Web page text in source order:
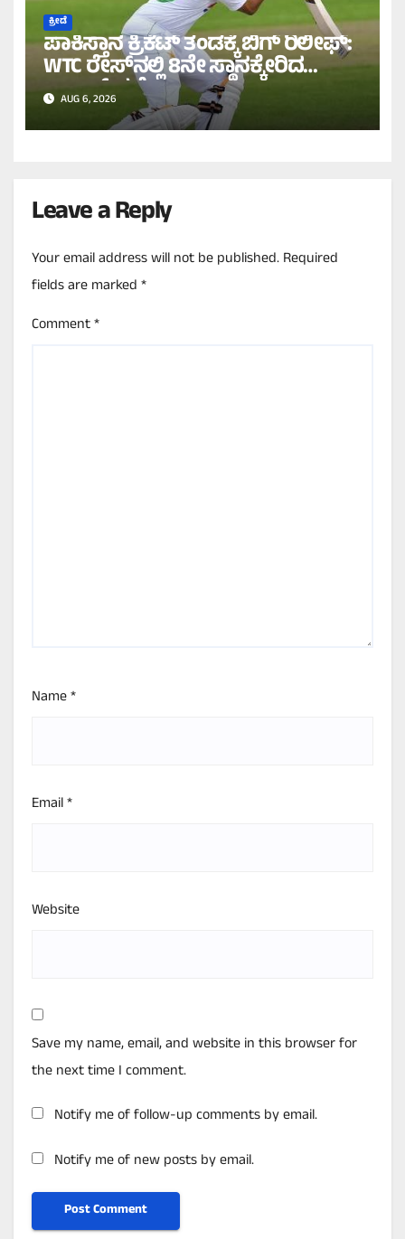
ಕ್ರೀಡೆ
ಪಾಕಿಸ್ತಾನ ಕ್ರಿಕೆಟ್ ತಂಡಕ್ಕೆ ಬಿಗ್ ರಿಲೀಫ್:
WTC ರೇಸ್‌ನಲ್ಲಿ 8ನೇ ಸ್ಥಾನಕ್ಕೇರಿದ
ಬಾಬರ್ ಪಡೆ!
AUG 6, 2026
Leave a Reply
Your email address will not be published.Required
fields are marked*
Comment*
Name*
Email*
Website
Save my name, email, and website in this browser for
the next time I comment.
Notify me of follow-up comments by email.
Notify me of new posts by email.